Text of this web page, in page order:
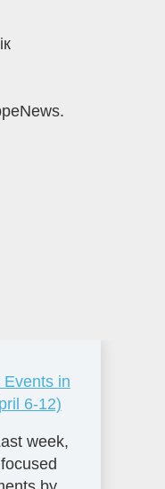
in
6-12)
week,